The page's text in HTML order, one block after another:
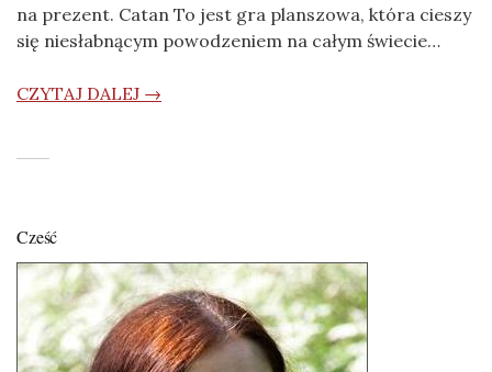
na prezent. Catan To jest gra planszowa, która cieszy
się niesłabnącym powodzeniem na całym świecie…
CZYTAJ DALEJ →
Cześć